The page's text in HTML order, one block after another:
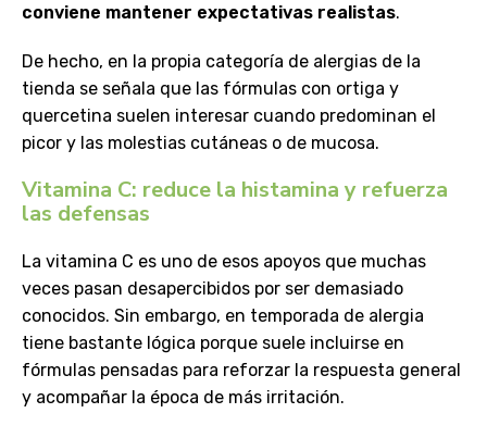
conviene mantener expectativas realistas.
De hecho, en la propia categoría de alergias de la
tienda se señala que las fórmulas con ortiga y
quercetina suelen interesar cuando predominan el
picor y las molestias cutáneas o de mucosa.
Vitamina C: reduce la histamina y refuerza
las defensas
La vitamina C es uno de esos apoyos que muchas
veces pasan desapercibidos por ser demasiado
conocidos. Sin embargo, en temporada de alergia
tiene bastante lógica porque suele incluirse en
fórmulas pensadas para reforzar la respuesta general
y acompañar la época de más irritación.